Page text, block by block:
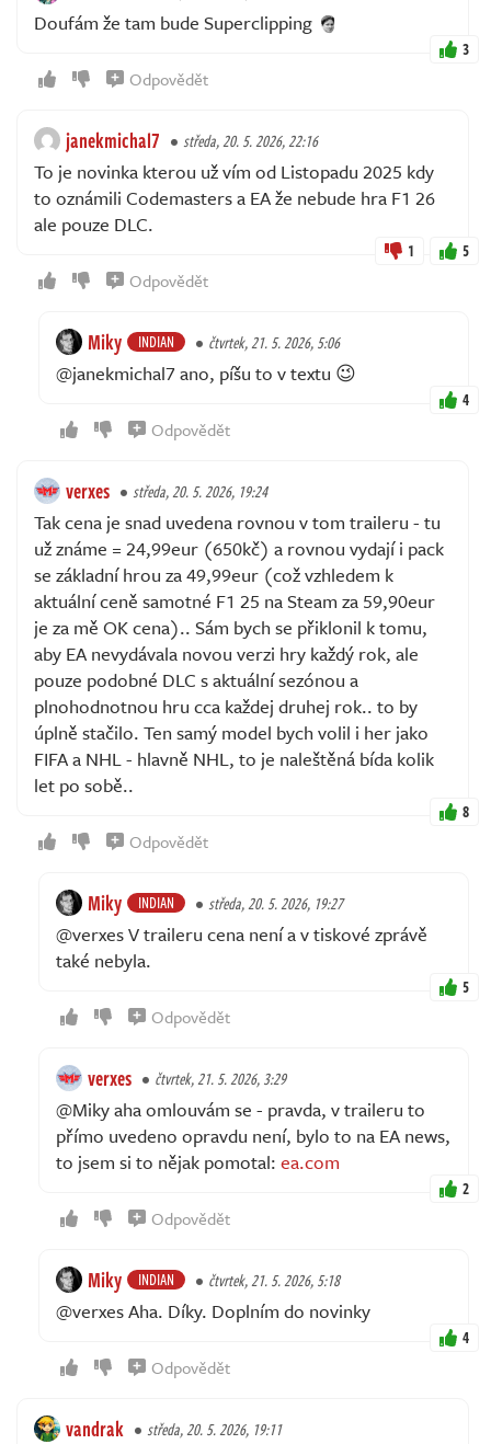
Doufám že tam bude Superclipping
3
Odpovědět
janekmichal7 středa, 20. 5. 2026, 22:16
To je novinka kterou už vím od Listopadu 2025 kdy
to oznámili Codemasters a EA že nebude hra F1 26
ale pouze DLC.
1 5
Odpovědět
Miky INDIAN čtvrtek, 21. 5. 2026, 5:06
@janekmichal7 ano, píšu to v textu 😉
4
Odpovědět
verxes středa, 20. 5. 2026, 19:24
Tak cena je snad uvedena rovnou v tom traileru - tu
už známe = 24,99eur (650kč) a rovnou vydají i pack
se základní hrou za 49,99eur (což vzhledem k
aktuální ceně samotné F1 25 na Steam za 59,90eur
je za mě OK cena).. Sám bych se přiklonil k tomu,
aby EA nevydávala novou verzi hry každý rok, ale
pouze podobné DLC s aktuální sezónou a
plnohodnotnou hru cca každej druhej rok.. to by
úplně stačilo. Ten samý model bych volil i her jako
FIFA a NHL - hlavně NHL, to je naleštěná bída kolik
let po sobě..
8
Odpovědět
Miky INDIAN středa, 20. 5. 2026, 19:27
@verxes V traileru cena není a v tiskové zprávě
také nebyla.
5
Odpovědět
verxes čtvrtek, 21. 5. 2026, 3:29
@Miky aha omlouvám se - pravda, v traileru to
přímo uvedeno opravdu není, bylo to na EA news,
to jsem si to nějak pomotal: ea.com
2
Odpovědět
Miky INDIAN čtvrtek, 21. 5. 2026, 5:18
@verxes Aha. Díky. Doplním do novinky
4
Odpovědět
vandrak středa, 20. 5. 2026, 19:11